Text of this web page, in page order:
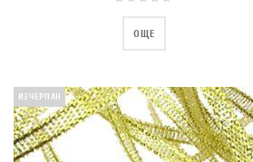
ОЩЕ
ИЗЧЕРПАН